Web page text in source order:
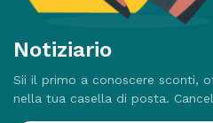
Notiziario
Sii il primo a conoscere sconti,
nella tua casella di posta.